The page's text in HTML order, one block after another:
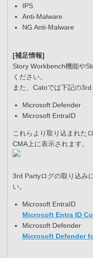
IPS
Anti-Malware
NG Anti-Malware
[補足情報]
Story Workbench機能や
ください。
また、Catoでは下記の
Microsoft Defender
Microsoft EntraID
これらより取り込まれた
CMA上に表示されます。
3rd Partyログの取り込み
い。
Microsoft EntraID
Microsoft Entra ID
Microsoft Defender
Microsoft Defender